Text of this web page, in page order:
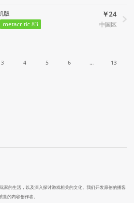
版
metacritic 83
￥24
中国区
3 4 5 6 ... 13
家的生活，以及深入探讨游戏相关的文化。我们开发原创的播客
的内容创作者。